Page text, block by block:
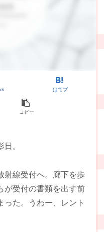
はてブ
コピー
。
線受付へ。廊下を歩
が受付の書類を出す前
った。うわー、レント